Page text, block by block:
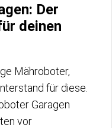
Der
deinen
Mähroboter,
für diese.
Garagen
vor